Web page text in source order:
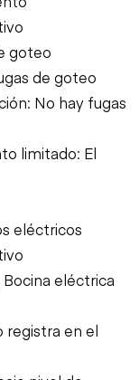
goteo
de goteo
No hay fugas
limitado: El
eléctricos
eléctrica
registra en el